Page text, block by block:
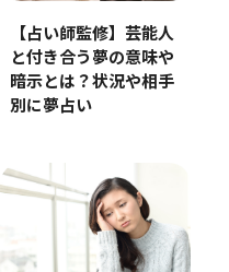
【占い師監修】芸能人
と付き合う夢の意味や
暗示とは？状況や相手
別に夢占い